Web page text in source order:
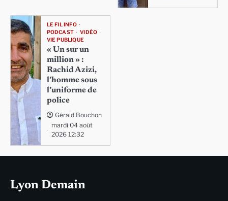
LE FIL INFO
PODCAST
VIDÉO
VIE PUBLIQUE
« Un sur un
million » :
Rachid Azizi,
l’homme sous
l’uniforme de
police
Gérald Bouchon
mardi 04 août
2026 12:32
Lyon Demain